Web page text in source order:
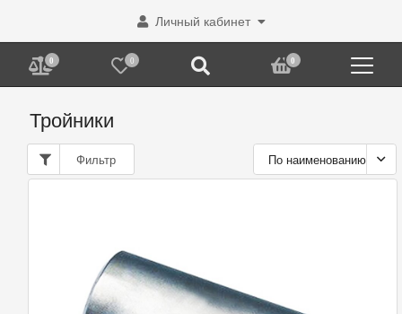
Личный кабинет
0 0 0
Тройники
Фильтр По наименованию